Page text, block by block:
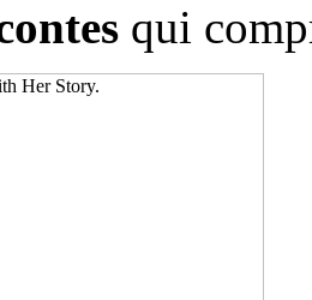
qui